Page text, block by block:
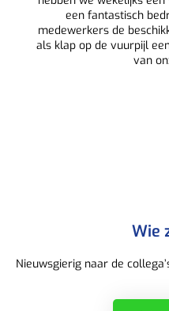
een fantastisch
medewerkers de
als klap op de vuurpijl
van
Wie
Nieuwsgierig naar de